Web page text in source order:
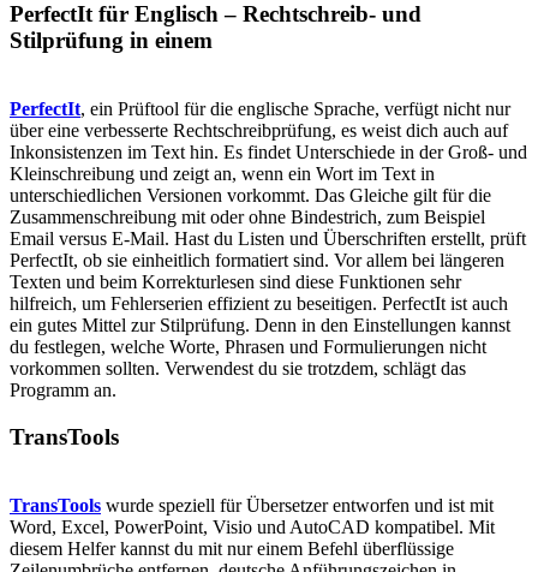
PerfectIt für Englisch – Rechtschreib- und
Stilprüfung in einem
PerfectIt, ein Prüftool für die englische Sprache, verfügt nicht nur
über eine verbesserte Rechtschreibprüfung, es weist dich auch auf
Inkonsistenzen im Text hin. Es findet Unterschiede in der Groß- und
Kleinschreibung und zeigt an, wenn ein Wort im Text in
unterschiedlichen Versionen vorkommt. Das Gleiche gilt für die
Zusammenschreibung mit oder ohne Bindestrich, zum Beispiel
Email versus E-Mail. Hast du Listen und Überschriften erstellt, prüft
PerfectIt, ob sie einheitlich formatiert sind. Vor allem bei längeren
Texten und beim Korrekturlesen sind diese Funktionen sehr
hilfreich, um Fehlerserien effizient zu beseitigen. PerfectIt ist auch
ein gutes Mittel zur Stilprüfung. Denn in den Einstellungen kannst
du festlegen, welche Worte, Phrasen und Formulierungen nicht
vorkommen sollten. Verwendest du sie trotzdem, schlägt das
Programm an.
TransTools
TransTools wurde speziell für Übersetzer entworfen und ist mit
Word, Excel, PowerPoint, Visio und AutoCAD kompatibel. Mit
diesem Helfer kannst du mit nur einem Befehl überflüssige